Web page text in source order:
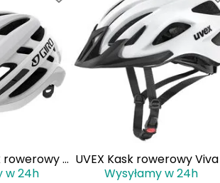
rowerowy z
AGILIS
w 24h
UVEX Kask rowerowy
biały
Wysyłamy w 24h